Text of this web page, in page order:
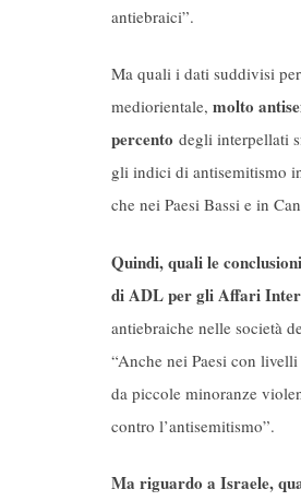
antiebraici”.
Ma quali i dati suddivisi
mediorientale, molto
percento degli interpellati
gli indici di antisemitismo
che nei Paesi Bassi e in
Quindi, quali le
di ADL per gli Affari
antiebraiche nelle società
“Anche nei Paesi con
da piccole minoranze
contro l’antisemitismo”.
Ma riguardo a Israele,